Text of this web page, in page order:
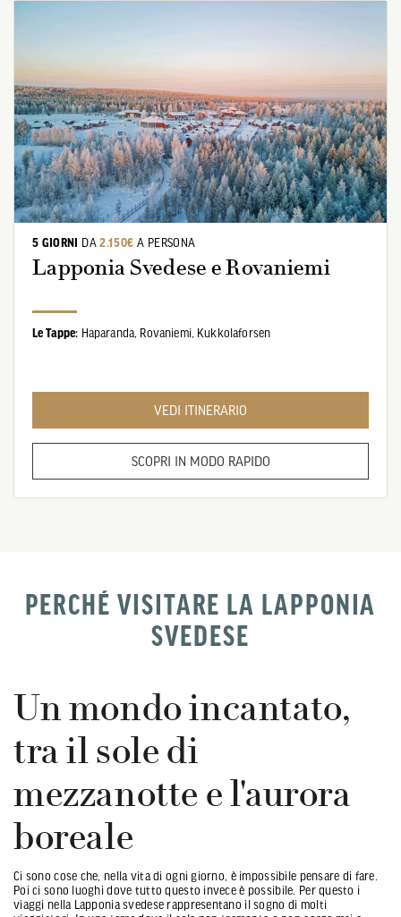
5 GIORNI DA2.150€ A PERSONA
Lapponia Svedese e Rovaniemi
Le Tappe: Haparanda, Rovaniemi, Kukkolaforsen
VEDI ITINERARIO
SCOPRI IN MODO RAPIDO
PERCHÉ VISITARE LA LAPPONIA
SVEDESE
Un mondo incantato,
tra il sole di
mezzanotte e l'aurora
boreale
Ci sono cose che, nella vita di ogni giorno, è impossibile pensare di fare.
Poi ci sono luoghi dove tutto questo invece è possibile. Per questo i
viaggi nella Lapponia svedese rappresentano il sogno di molti